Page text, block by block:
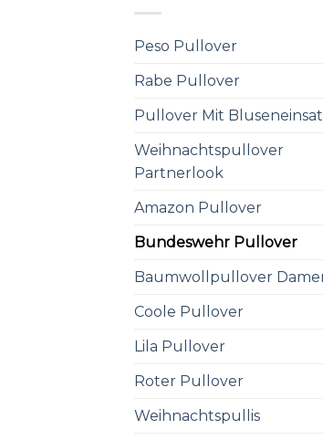
Peso Pullover
Rabe Pullover
Pullover Mit
Weihnachtspullover
Partnerlook
Amazon Pullover
Bundeswehr Pullover
Baumwollpullover
Coole Pullover
Lila Pullover
Roter Pullover
Weihnachtspullis